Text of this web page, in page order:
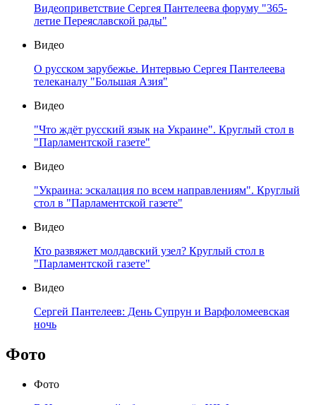
Видеоприветствие Сергея Пантелеева форуму "365-
летие Переяславской рады"
Видео
О русском зарубежье. Интервью Сергея Пантелеева
телеканалу "Большая Азия"
Видео
"Что ждёт русский язык на Украине". Круглый стол в
"Парламентской газете"
Видео
"Украина: эскалация по всем направлениям". Круглый
стол в "Парламентской газете"
Видео
Кто развяжет молдавский узел? Круглый стол в
"Парламентской газете"
Видео
Сергей Пантелеев: День Супрун и Варфоломеевская
ночь
Фото
Фото